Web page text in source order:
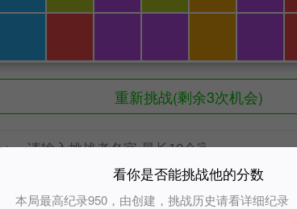
重新挑战(剩余3次机会)
超过950才能挑战成功
看你是否能挑战他的分数
本局最高纪录950，由创建，挑战历史请看详细纪录